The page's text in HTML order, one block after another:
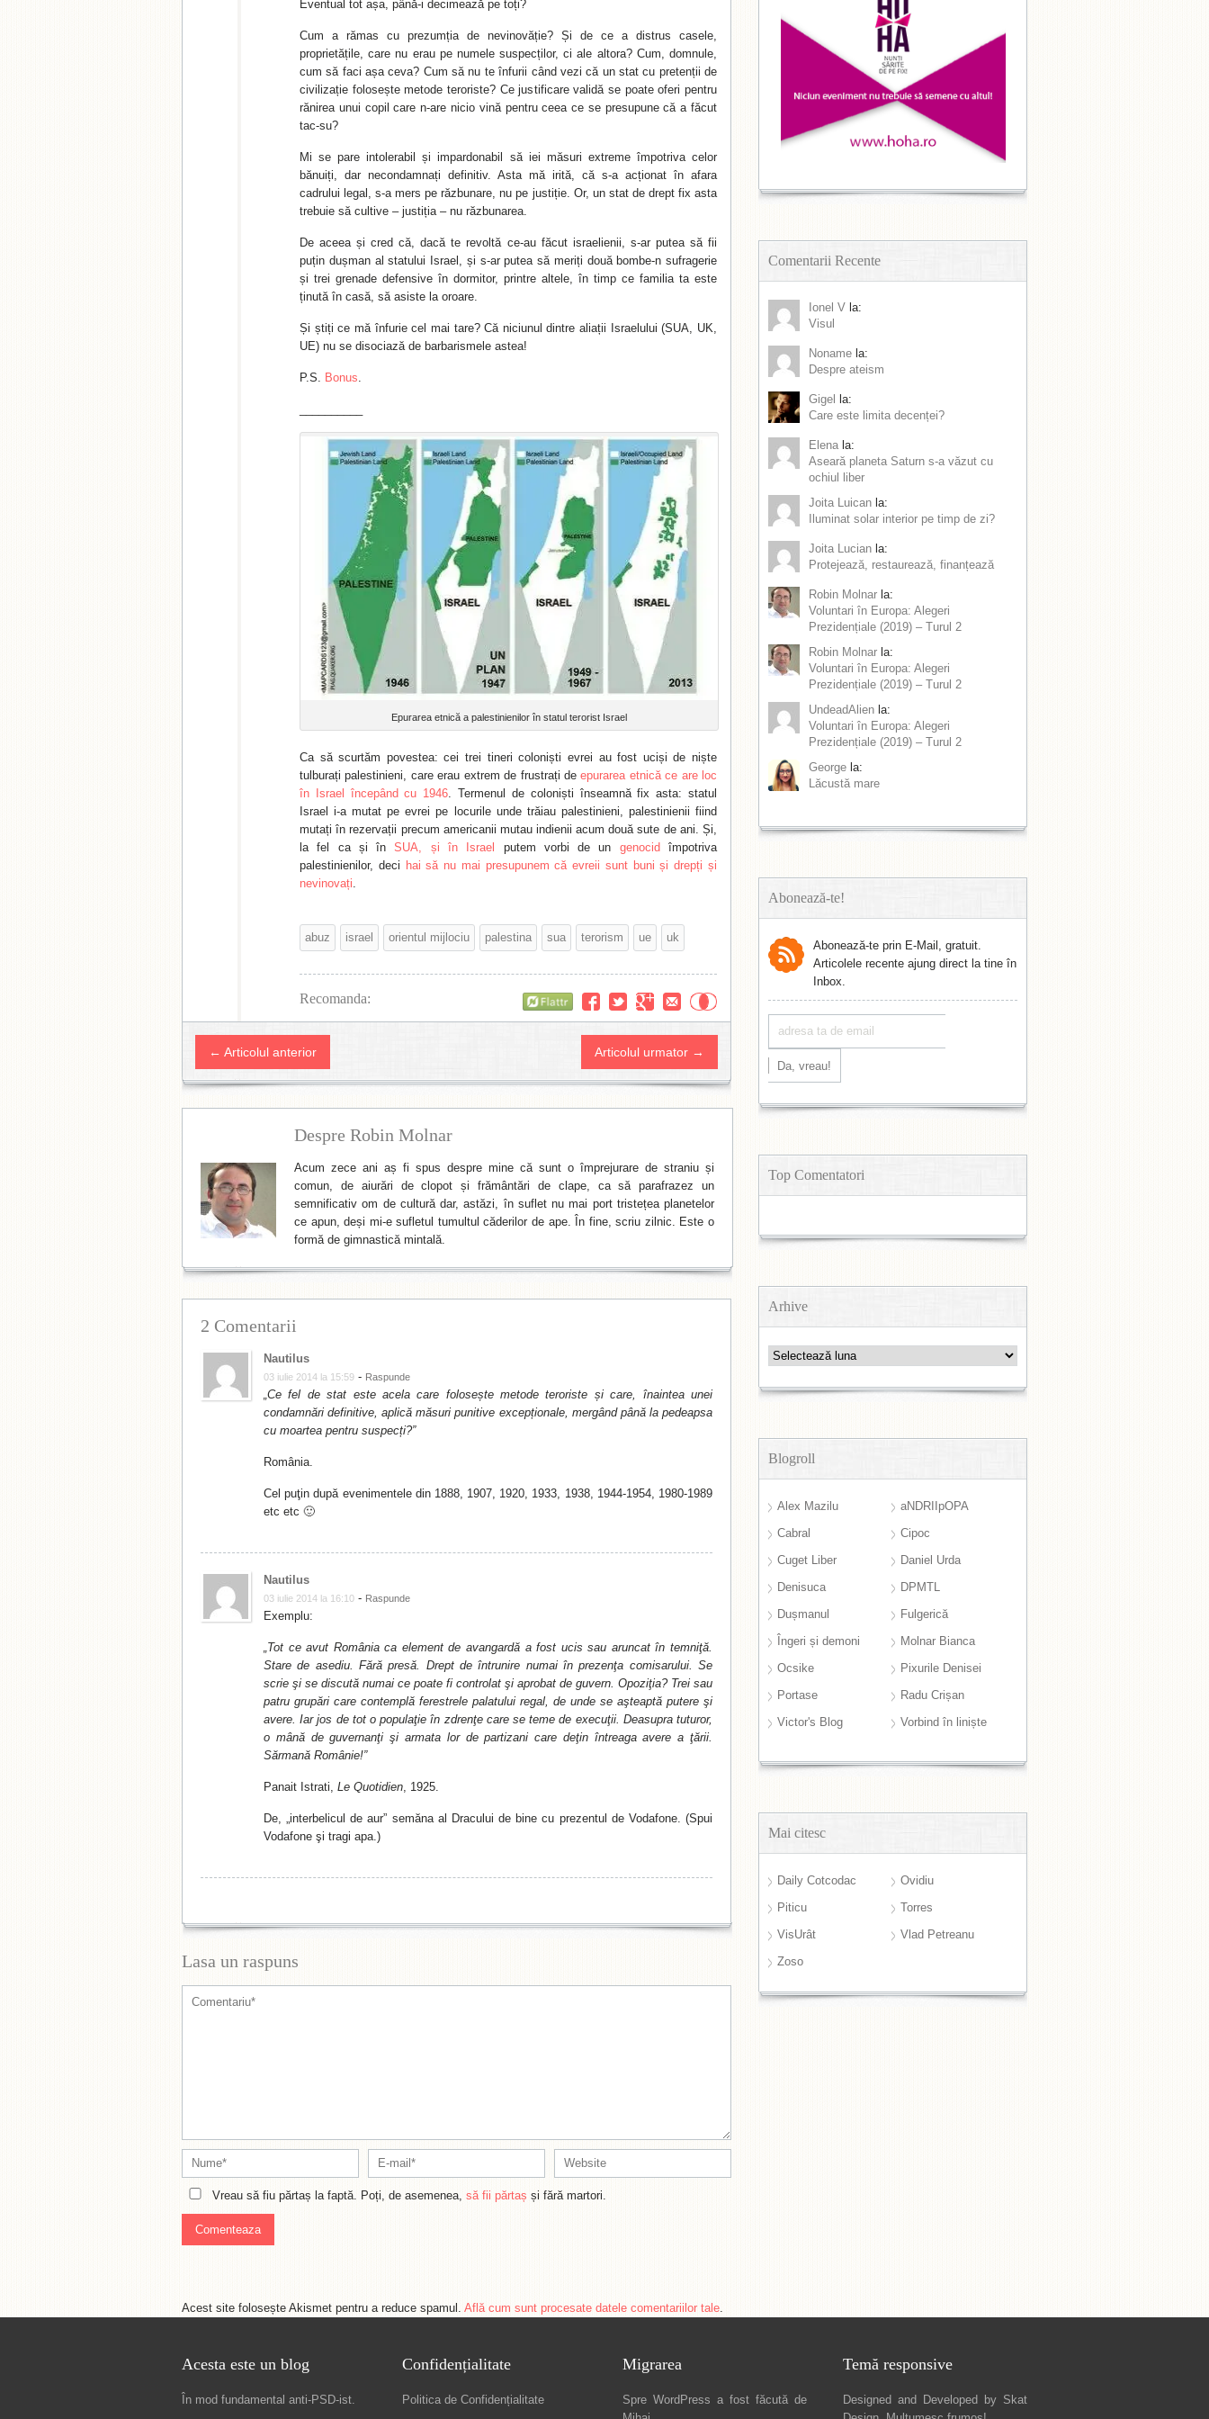
Eventual tot așa, până-i decimează pe toți?
Cum a rămas cu prezumția de nevinovăție? Și de ce a distrus casele,
proprietățile, care nu erau pe numele suspecților, ci ale altora? Cum, domnule,
cum să faci așa ceva? Cum să nu te înfurii când vezi că un stat cu pretenții de
civilizație folosește metode teroriste? Ce justificare validă se poate oferi pentru
rănirea unui copil care n-are nicio vină pentru ceea ce se presupune că a făcut
tac-su?
Mi se pare intolerabil și impardonabil să iei măsuri extreme împotriva celor
bănuiți, dar necondamnați definitiv. Asta mă irită, că s-a acționat în afara
cadrului legal, s-a mers pe răzbunare, nu pe justiție. Or, un stat de drept fix asta
trebuie să cultive – justiția – nu răzbunarea.
De aceea și cred că, dacă te revoltă ce-au făcut israelienii, s-ar putea să fii
puțin dușman al statului Israel, și s-ar putea să meriți două bombe-n sufragerie
și trei grenade defensive în dormitor, printre altele, în timp ce familia ta este
ținută în casă, să asiste la oroare.
Și știți ce mă înfurie cel mai tare? Că niciunul dintre aliații Israelului (SUA, UK,
UE) nu se disociază de barbarismele astea!
P.S. Bonus.
Epurarea etnică a palestinienilor în statul terorist Israel
Ca să scurtăm povestea: cei trei tineri coloniști evrei au fost uciși de niște
tulburați palestinieni, care erau extrem de frustrați deepurarea etnică ce are loc
în Israel începând cu 1946. Termenul de coloniști înseamnă fix asta: statul
Israel i-a mutat pe evrei pe locurile unde trăiau palestinieni, palestinienii fiind
mutați în rezervații precum americanii mutau indienii acum două sute de ani. Și,
la fel ca și înSUA, și în Israel putem vorbi de un genocid împotriva
palestinienilor, deci hai să nu mai presupunem că evreii sunt buni și drepți și
nevinovați.
abuz israel orientul mijlociu palestina sua terorism ue uk
Recomanda:
← Articolul anterior Articolul urmator →
Despre Robin Molnar
Acum zece ani aș fi spus despre mine că sunt o împrejurare de straniu și
comun, de aiurări de clopot și frământări de clape, ca să parafrazez un
semnificativ om de cultură dar, astăzi, în suflet nu mai port tristețea planetelor
ce apun, deși mi-e sufletul tumultul căderilor de ape. În fine, scriu zilnic. Este o
formă de gimnastică mintală.
2 Comentarii
Nautilus
03 iulie 2014 la 15:59 - Raspunde
„Ce fel de stat este acela care folosește metode teroriste și care, înaintea unei
condamnări definitive, aplică măsuri punitive excepționale, mergând până la pedeapsa
cu moartea pentru suspecți?”
România.
Cel puţin după evenimentele din 1888, 1907, 1920, 1933, 1938, 1944-1954, 1980-1989
etc etc 🙂
Nautilus
03 iulie 2014 la 16:10 - Raspunde
Exemplu:
„Tot ce avut România ca element de avangardă a fost ucis sau aruncat în temniţă.
Stare de asediu. Fără presă. Drept de întrunire numai în prezenţa comisarului. Se
scrie şi se discută numai ce poate fi controlat şi aprobat de guvern. Opoziţia? Trei sau
patru grupări care contemplă ferestrele palatului regal, de unde se aşteaptă putere şi
avere. Iar jos de tot o populaţie în zdrenţe care se teme de execuţii. Deasupra tuturor,
o mână de guvernanţi şi armata lor de partizani care deţin întreaga avere a ţării.
Sărmană Românie!”
Panait Istrati, Le Quotidien, 1925.
De, „interbelicul de aur” semăna al Dracului de bine cu prezentul de Vodafone. (Spui
Vodafone şi tragi apa.)
Lasa un raspuns
Vreau să fiu părtaș la faptă. Poți, de asemenea, să fii părtaș și fără martori.
Acest site folosește Akismet pentru a reduce spamul. Află cum sunt procesate datele comentariilor tale.
Comentarii Recente
Ionel V la:
Visul
Noname la:
Despre ateism
Gigel
la:
Care este limita decenței?
Elena la:
Aseară planeta Saturn s-a văzut cu
ochiul liber
Joita Luican la:
Iluminat solar interior pe timp de zi?
Joita Lucian la:
Protejează, restaurează, finanțează
Robin Molnar la:
Voluntari în Europa: Alegeri
Prezidențiale (2019) – Turul 2
Robin Molnar la:
Voluntari în Europa: Alegeri
Prezidențiale (2019) – Turul 2
UndeadAlien la:
Voluntari în Europa: Alegeri
Prezidențiale (2019) – Turul 2
George la:
Lăcustă mare
Abonează-te!
Abonează-te prin E-Mail, gratuit.
Articolele recente ajung direct la tine în
Inbox.
Top Comentatori
Arhive
Arhive
Blogroll
Alex Mazilu
aNDRIIpOPA
Cabral
Cipoc
Cuget Liber
Daniel Urda
Denisuca
DPMTL
Dușmanul
Fulgerică
Îngeri și demoni
Molnar Bianca
Ocsike
Pixurile Denisei
Portase
Radu Crișan
Victor's Blog
Vorbind în liniște
Mai citesc
Daily Cotcodac
Ovidiu
Piticu
Torres
VisUrât
Vlad Petreanu
Zoso
Acesta este un blog
În mod fundamental anti-PSD-ist.
Confidențialitate
Politica de Confidențialitate
Migrarea
Spre WordPress a fost făcută de
Temă responsive
Designed and Developed by Skat